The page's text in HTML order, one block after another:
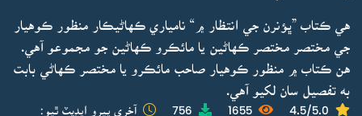
هي ڪتاب ”ڀؤنرن جي انتظار ۾“ نامياري ڪهاڻيڪار منظور ڪوهيار
جي مختصر مختصر ڪهاڻين يا مائڪرو ڪهاڻين جو مجموعو آهي.
هن ڪتاب ۾ منظور ڪوهيار صاحب مائڪرو يا مختصر ڪهاڻي بابت
به تفصيل سان لکيو آهي.
4.5/5.0
1655
756 آخري ڀيرو اپڊيٽ ٿيو: